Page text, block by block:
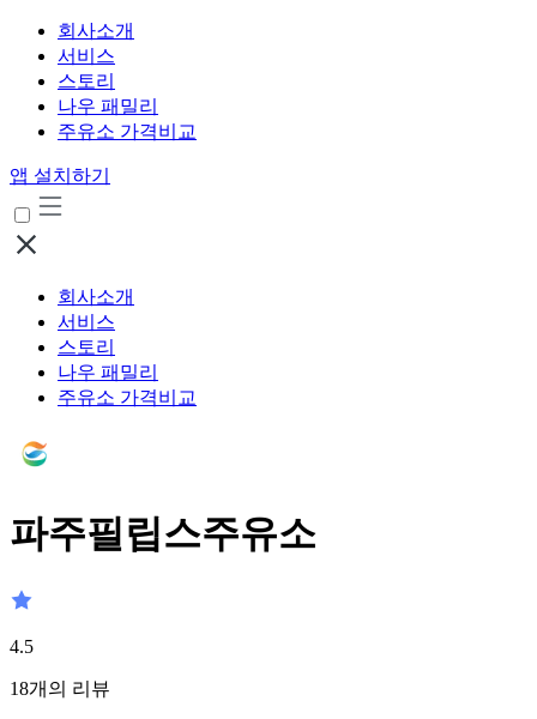
회사소개
서비스
스토리
나우 패밀리
주유소 가격비교
앱 설치하기
회사소개
서비스
스토리
나우 패밀리
주유소 가격비교
파주필립스주유소
4.5
18개의 리뷰